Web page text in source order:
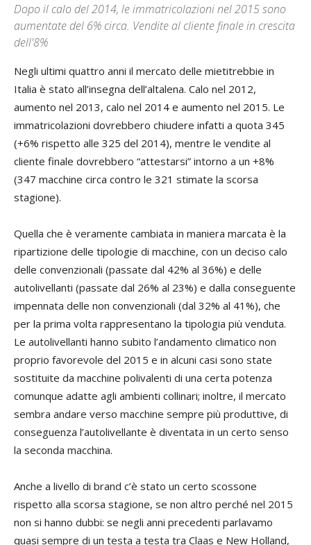
Dopo il calo del 2014, le immatricolazioni nel 2015 sono
aumentate del 6% circa. Vendite al cliente finale in crescita
dell'8%
Negli ultimi quattro anni il mercato delle mietitrebbie in
Italia è stato all’insegna dell’altalena. Calo nel 2012,
aumento nel 2013, calo nel 2014 e aumento nel 2015. Le
immatricolazioni dovrebbero chiudere infatti a quota 345
(+6% rispetto alle 325 del 2014), mentre le vendite al
cliente finale dovrebbero “attestarsi” intorno a un +8%
(347 macchine circa contro le 321 stimate la scorsa
stagione).
Quella che è veramente cambiata in maniera marcata è la
ripartizione delle tipologie di macchine, con un deciso calo
delle convenzionali (passate dal 42% al 36%) e delle
autolivellanti (passate dal 26% al 23%) e dalla conseguente
impennata delle non convenzionali (dal 32% al 41%), che
per la prima volta rappresentano la tipologia più venduta.
Le autolivellanti hanno subito l’andamento climatico non
proprio favorevole del 2015 e in alcuni casi sono state
sostituite da macchine polivalenti di una certa potenza
comunque adatte agli ambienti collinari; inoltre, il mercato
sembra andare verso macchine sempre più produttive, di
conseguenza l’autolivellante è diventata in un certo senso
la seconda macchina.
Anche a livello di brand c’è stato un certo scossone
rispetto alla scorsa stagione, se non altro perché nel 2015
non si hanno dubbi: se negli anni precedenti parlavamo
quasi sempre di un testa a testa tra Claas e New Holland,